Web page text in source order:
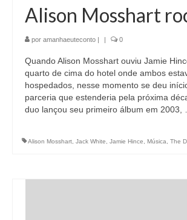
Alison Mosshart
por amanhaeuteconto | | 0
Quando Alison Mosshart ouviu Jamie
quarto de cima do hotel onde ambos
hospedados, nesse momento se deu
parceria que estenderia pela próxima
duo lançou seu primeiro álbum em 2003,
Alison Mosshart Jack White Jamie Hince Música The